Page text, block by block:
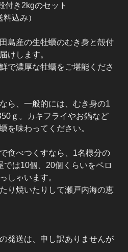
付き2kgのセット
込み）
島産の生牡蠣のむき身と殻付
けします。
で濃厚な牡蠣をご堪能くださ
ら、一般的には、むき身の1
ｇ。カキフライやお鍋など
を味わってください。
食べつくすなら、1名様分の
では10個、20個くらいをペロ
しゃいます。
り焼いたりして瀬戸内海の恵
発送は、申し訳ありませんが